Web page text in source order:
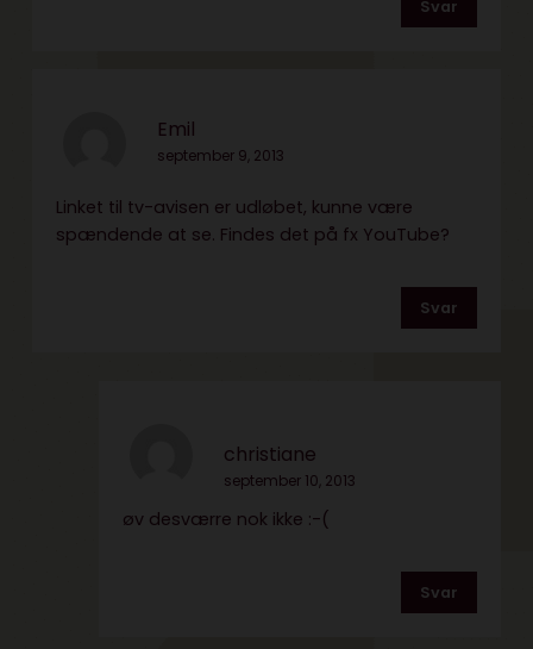
Svar
Emil
september 9, 2013
Linket til tv-avisen er udløbet, kunne være
spændende at se. Findes det på fx YouTube?
Svar
christiane
september 10, 2013
øv desværre nok ikke :-(
Svar